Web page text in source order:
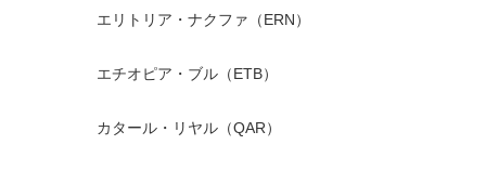
エリトリア・ナクファ（ERN）
エチオピア・ブル（ETB）
カタール・リヤル（QAR）